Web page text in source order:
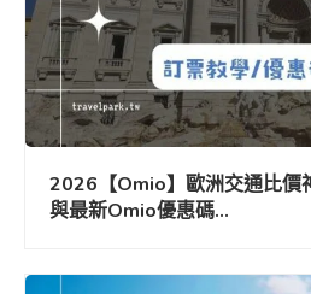
2026【Omio】歐洲交通比價
與最新Omio優惠碼...